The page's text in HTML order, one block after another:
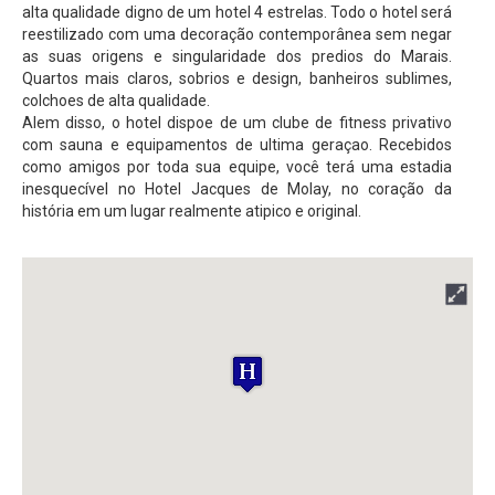
alta qualidade digno de um hotel 4 estrelas. Todo o hotel será
reestilizado com uma decoração contemporânea sem negar
as suas origens e singularidade dos predios do Marais.
Quartos mais claros, sobrios e design, banheiros sublimes,
colchoes de alta qualidade.
Alem disso, o hotel dispoe de um clube de fitness privativo
com sauna e equipamentos de ultima geraçao. Recebidos
como amigos por toda sua equipe, você terá uma estadia
inesquecível no Hotel Jacques de Molay, no coração da
história em um lugar realmente atipico e original.